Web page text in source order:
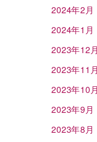
2024年2月
2024年1月
2023年12月
2023年11月
2023年10月
2023年9月
2023年8月